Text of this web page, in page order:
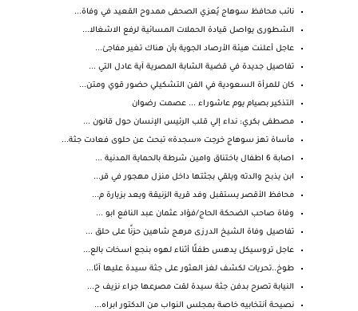
نائب محافظ سوهاج يُعزي الصحفى ممدوح القعيد في وفاة...
الشطورى يواصل قيادة الحملات المسائية لرفع الاشغالا...
عاجل أعلنت هيئة الأرصاد الجوية بأن هناك تغير مفاجئ...
تفاصيل جديدة في قضية الشابة المصرية آية عادل التي ...
كان للمرأة السعودية في الفن التشكيلي حضور قوي ومتن...
التذكير بصيام يوم عاشوراء ... عصمت رضوان
مصطفى بكري: نداء إلي قلب الرئيس الإنسان حول قانون ...
مأساة تهز سوهاج خرجت «سجدة» تبحث عن حلوى فعادت جثة...
اصابة 6 اطفال باختناق وامين شرطة بالحماية المدنية ...
ابن يذبح والدته ويلقي بجثتها داخل منزل مهجور في قر...
محافظ الأقصر يستقبل وفد قرية الزنيقة ويعد بزيارة م...
وفاة صاحب الضحكة الحاج/فؤاد عثمان عبد النافع ابو ...
تفاصيل وفاة الشيخ الدرزى مرهج شاهين حزنًا على حلق ...
عاجل تروسيكل يدهس طفلًا أثناء لهوه بنجع اسخات بالع...
طوخ..تحريات لكشف لغز العثور على جثة سيدة عليها آثا...
النيابة تصرح بدفن جثة سيدة لقت مصرعها جراء نزيف ح...
نصيحة أنتخابيه خاصة بمجلس النواب من الدكتور ابراه...